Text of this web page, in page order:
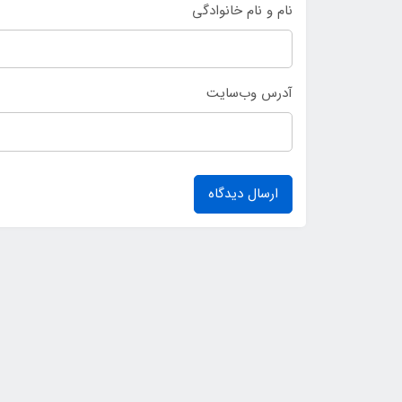
نام و نام خانوادگی
آدرس وب‌سایت
ارسال دیدگاه